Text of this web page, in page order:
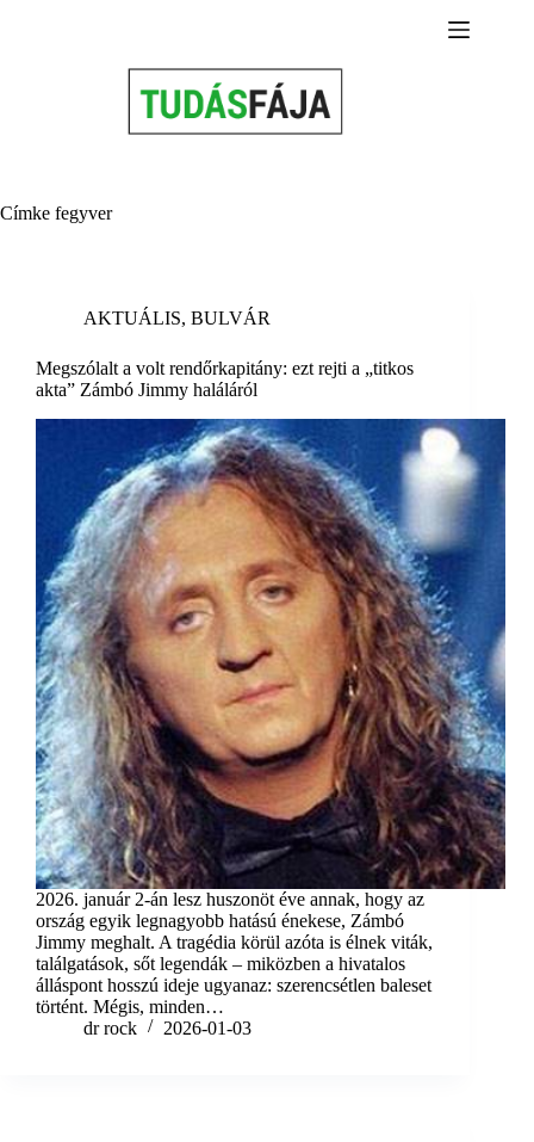
Címke fegyver
AKTUÁLIS, BULVÁR
Megszólalt a volt rendőrkapitány: ezt rejti a „titkos
akta” Zámbó Jimmy haláláról
2026. január 2-án lesz huszonöt éve annak, hogy az
ország egyik legnagyobb hatású énekese, Zámbó
Jimmy meghalt. A tragédia körül azóta is élnek viták,
találgatások, sőt legendák – miközben a hivatalos
álláspont hosszú ideje ugyanaz: szerencsétlen baleset
történt. Mégis, minden…
dr rock
2026-01-03